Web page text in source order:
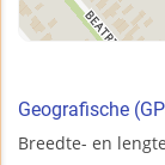
Geografische
Breedte- en